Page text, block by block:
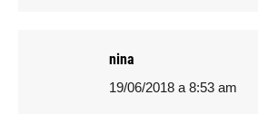
nina
says:
19/06/2018 a 8:53 am